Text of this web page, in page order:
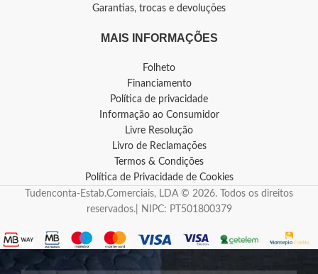
Garantias, trocas e devoluções
MAIS INFORMAÇÕES
Folheto
Financiamento
Política de privacidade
Informação ao Consumidor
Livre Resolução
Livro de Reclamações
Termos & Condições
Política de Privacidade de Cookies
Tudenconta-Estab.Comerciais, LDA © 2026. Todos os direitos
reservados.| NIPC: PT501800379